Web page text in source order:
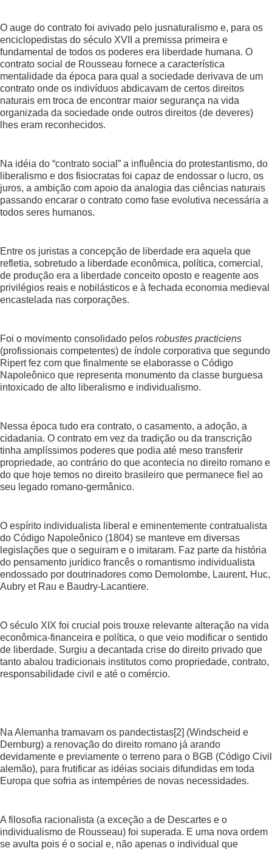
O auge do contrato foi avivado pelo jusnaturalismo e, para os
enciclopedistas do século XVII a premissa primeira e
fundamental de todos os poderes era liberdade humana. O
contrato social de Rousseau fornece a característica
mentalidade da época para qual a sociedade derivava de um
contrato onde os indivíduos abdicavam de certos direitos
naturais em troca de encontrar maior segurança na vida
organizada da sociedade onde outros direitos (de deveres)
lhes eram reconhecidos.
Na idéia do “contrato social” a influência do protestantismo, do
liberalismo e dos fisiocratas foi capaz de endossar o lucro, os
juros, a ambição com apoio da analogia das ciências naturais
passando encarar o contrato como fase evolutiva necessária a
todos seres humanos.
Entre os juristas a concepção de liberdade era aquela que
refletia, sobretudo a liberdade econômica, política, comercial,
de produção era a liberdade conceito oposto e reagente aos
privilégios reais e nobilásticos e à fechada economia medieval
encastelada nas corporações.
Foi o movimento consolidado pelos robustes practiciens
(profissionais competentes) de índole corporativa que segundo
Ripert fez com que finalmente se elaborasse o Código
Napoleônico que representa monumento da classe burguesa
intoxicado de alto liberalismo e individualismo.
Nessa época tudo era contrato, o casamento, a adoção, a
cidadania. O contrato em vez da tradição ou da transcrição
tinha amplíssimos poderes que podia até meso transferir
propriedade, ao contrário do que acontecia no direito romano e
do que hoje temos no direito brasileiro que permanece fiel ao
seu legado romano-germânico.
O espírito individualista liberal e eminentemente contratualista
do Código Napoleônico (1804) se manteve em diversas
legislações que o seguiram e o imitaram. Faz parte da história
do pensamento jurídico francês o romantismo individualista
endossado por doutrinadores como Demolombe, Laurent, Huc,
Aubry et Rau e Baudry-Lacantiere.
O século XIX foi crucial pois trouxe relevante alteração na vida
econômica-financeira e política, o que veio modificar o sentido
de liberdade. Surgiu a decantada crise do direito privado que
tanto abalou tradicionais institutos como propriedade, contrato,
responsabilidade civil e até o comércio.
Na Alemanha tramavam os pandectistas[2] (Windscheid e
Dernburg) a renovação do direito romano já arando
devidamente e previamente o terreno para o BGB (Código Civil
alemão), para frutificar as idéias sociais difundidas em toda
Europa que sofria as intempéries de novas necessidades.
A filosofia racionalista (a exceção a de Descartes e o
individualismo de Rousseau) foi superada. E uma nova ordem
se avulta pois é o social e, não apenas o individual que